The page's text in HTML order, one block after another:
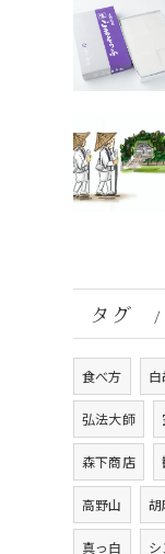
タグ
食べ方
弘法大師
森下商店
高野山 胡
真っ白